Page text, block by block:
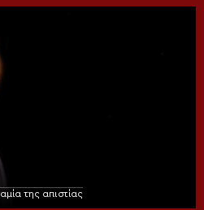
της απιστίας